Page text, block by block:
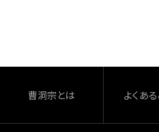
o
o
k
曹洞宗とは よくあ